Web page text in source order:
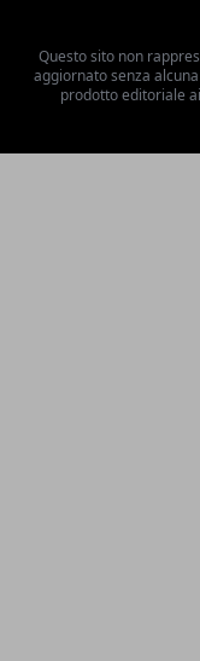
Questo sito non
aggiornato senza
prodotto editoriale